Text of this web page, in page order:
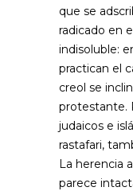
que se
radicado en
indisoluble:
practican el
creol se
protestante.
judaicos e
rastafari,
La herencia
parece